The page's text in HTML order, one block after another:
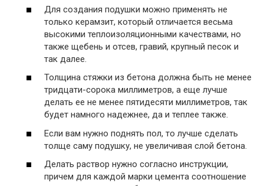
Для создания подушки можно применять не
только керамзит, который отличается весьма
высокими теплоизоляционными качествами, но
также щебень и отсев, гравий, крупный песок и
так далее.
Толщина стяжки из бетона должна быть не менее
тридцати-сорока миллиметров, а еще лучше
делать ее не менее пятидесяти миллиметров, так
будет намного надежнее, да и теплее также.
Если вам нужно поднять пол, то лучше сделать
толще саму подушку, не увеличивая слой бетона.
Делать раствор нужно согласно инструкции,
причем для каждой марки цемента соотношение